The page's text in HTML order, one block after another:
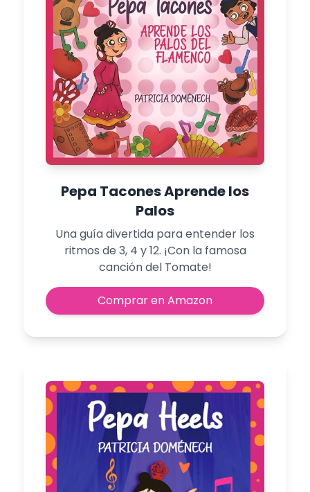
Pepa Tacones Aprende los
Palos
Una guía divertida para entender los
ritmos de 3, 4 y 12. ¡Con la famosa
canción del Tomate!
Comprar en Amazon